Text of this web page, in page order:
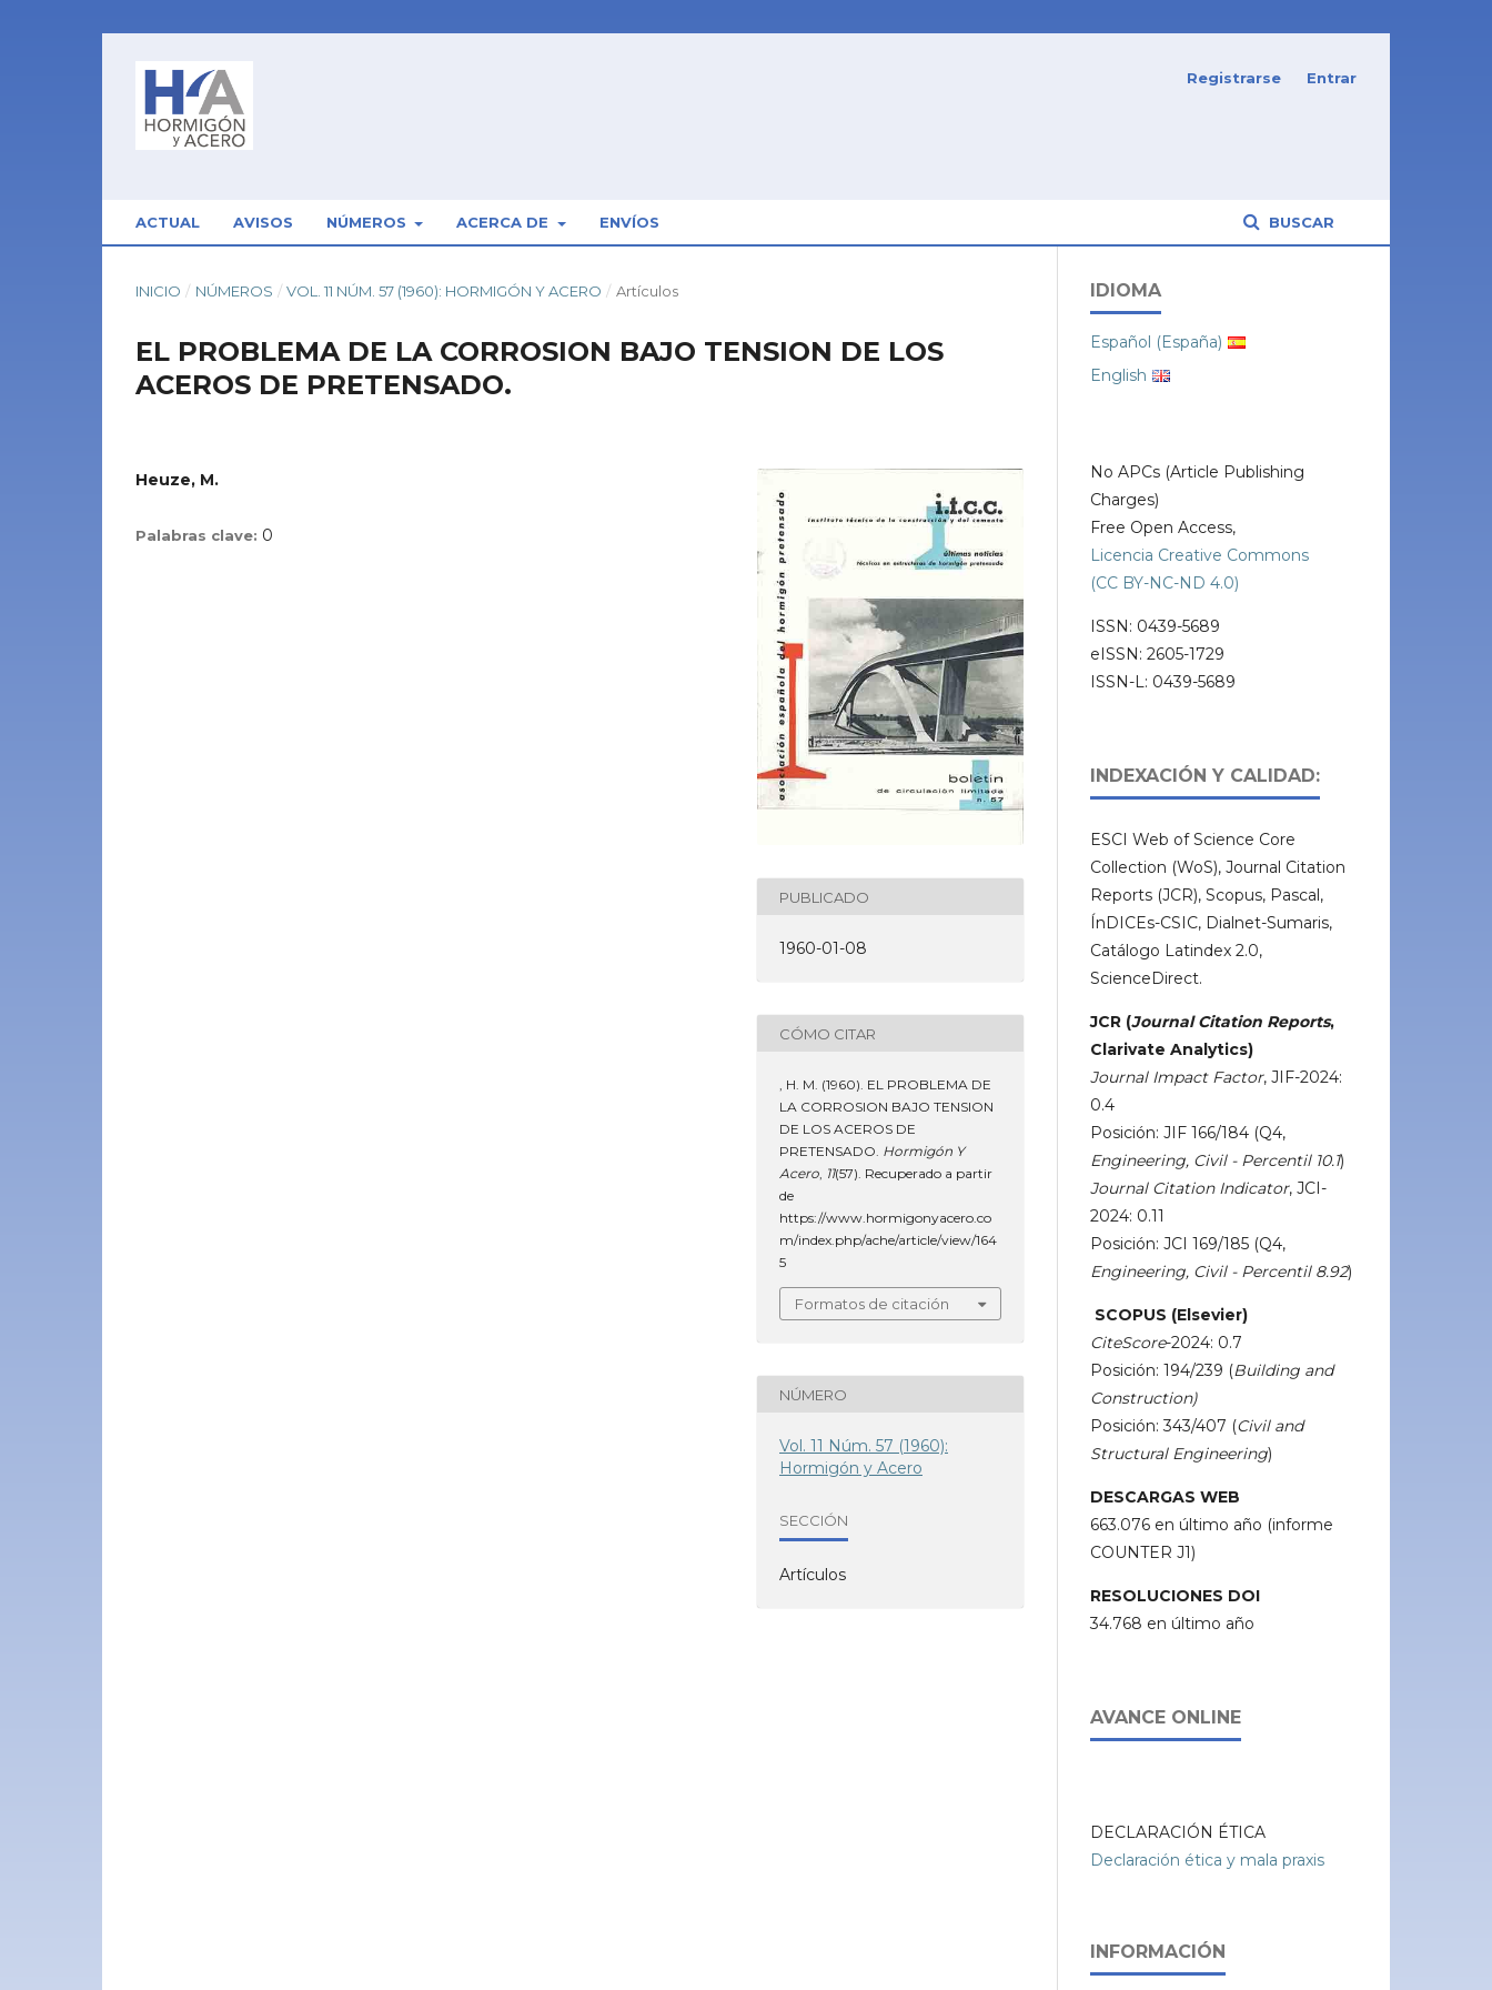
ACTUAL AVISOS NÚMEROS ACERCA DE ENVÍOS BUSCAR
Registrarse Entrar
INICIO / NÚMEROS / VOL. 11 NÚM. 57 (1960): HORMIGÓN Y ACERO / Artículos
EL PROBLEMA DE LA CORROSION BAJO TENSION DE LOS
ACEROS DE PRETENSADO.
Heuze, M.
Palabras clave: 0
PUBLICADO
1960-01-08
CÓMO CITAR
, H. M. (1960). EL PROBLEMA DE
LA CORROSION BAJO TENSION
DE LOS ACEROS DE
PRETENSADO. Hormigón Y
Acero, 11(57). Recuperado a partir
de
https://www.hormigonyacero.co
m/index.php/ache/article/view/164
5
Formatos de citación
NÚMERO
Vol. 11 Núm. 57 (1960):
Hormigón y Acero
SECCIÓN
Artículos
IDIOMA
Español (España)
English
No APCs (Article Publishing
Charges)
Free Open Access,
Licencia Creative Commons
(CC BY-NC-ND 4.0)
ISSN: 0439-5689
eISSN: 2605-1729
ISSN-L: 0439-5689
INDEXACIÓN Y CALIDAD:
ESCI Web of Science Core
Collection (WoS), Journal Citation
Reports (JCR), Scopus, Pascal,
ÍnDICEs-CSIC, Dialnet-Sumaris,
Catálogo Latindex 2.0,
ScienceDirect.
JCR (Journal Citation Reports,
Clarivate Analytics)
Journal Impact Factor, JIF-2024:
0.4
Posición: JIF 166/184 (Q4,
Engineering, Civil - Percentil 10.1)
Journal Citation Indicator, JCI-
2024: 0.11
Posición: JCI 169/185 (Q4,
Engineering, Civil - Percentil 8.92)
SCOPUS (Elsevier)
CiteScore-2024: 0.7
Posición: 194/239 (Building and
Construction)
Posición: 343/407 (Civil and
Structural Engineering)
DESCARGAS WEB
663.076 en último año (informe
COUNTER J1)
RESOLUCIONES DOI
34.768 en último año
AVANCE ONLINE
DECLARACIÓN ÉTICA
Declaración ética y mala praxis
INFORMACIÓN